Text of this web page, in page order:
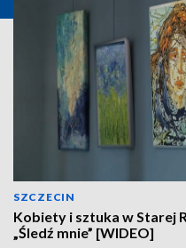
SZCZECIN
Kobiety i sztuka w Starej
„Śledź mnie” [WIDEO]